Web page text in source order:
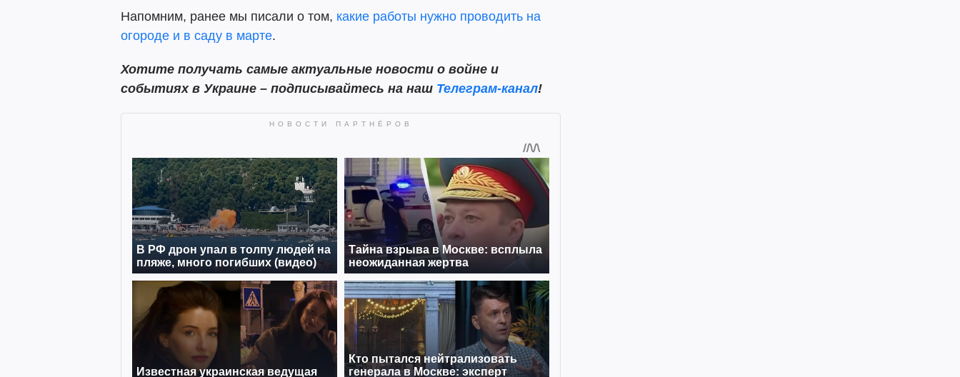
Напомним, ранее мы писали о том, какие работы нужно проводить на
огороде и в саду в марте.
Хотите получать самые актуальные новости о войне и
событиях в Украине – подписывайтесь на наш Телеграм-канал!